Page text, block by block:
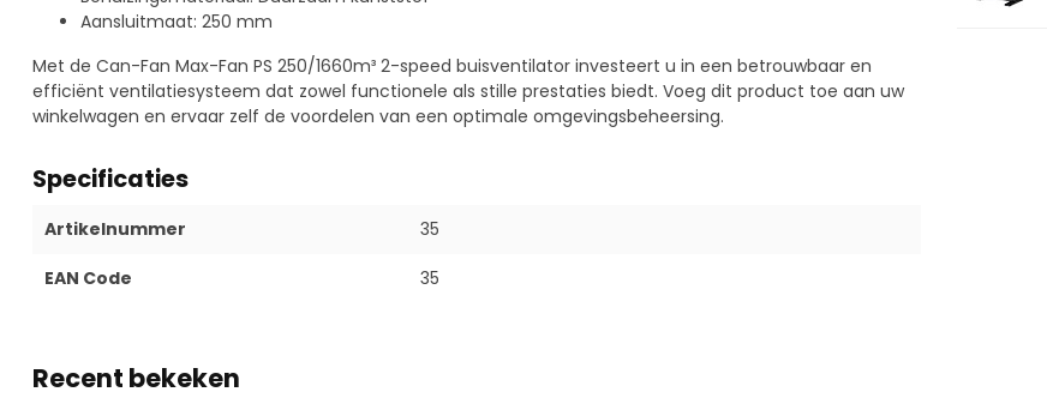
Aansluitmaat: 250 mm
Met de Can-Fan Max-Fan PS 250/1660m³ 2-speed buisventilator investeert u in een betrouwbaar en
efficiënt ventilatiesysteem dat zowel functionele als stille prestaties biedt. Voeg dit product toe aan uw
winkelwagen en ervaar zelf de voordelen van een optimale omgevingsbeheersing.
Specificaties
Artikelnummer 35
EAN Code 35
Recent bekeken